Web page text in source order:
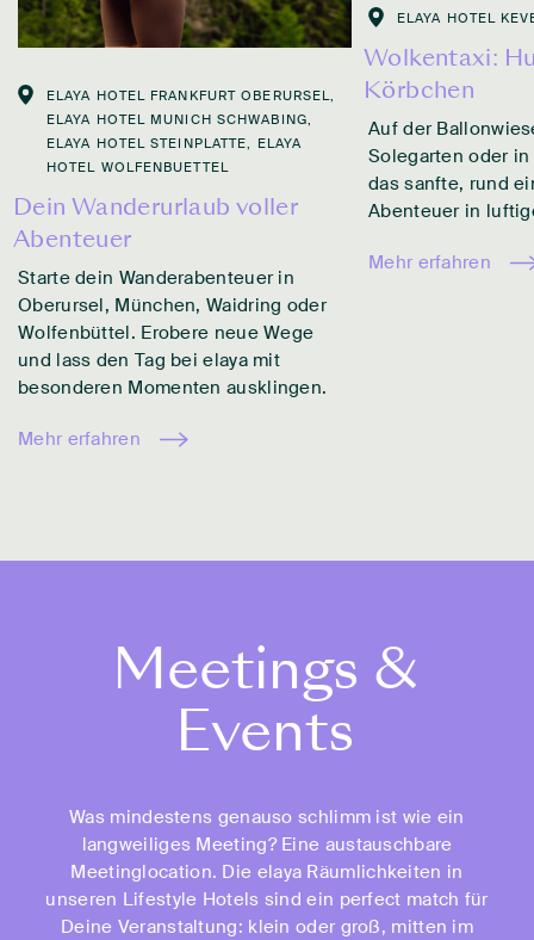
ELAYA HOTEL FRANKFURT OBERURSEL,
ELAYA HOTEL MUNICH SCHWABING,
ELAYA HOTEL STEINPLATTE, ELAYA
HOTEL WOLFENBUETTEL
Dein Wanderurlaub voller
Abenteuer
Starte dein Wanderabenteuer in
Oberursel, München, Waidring oder
Wolfenbüttel. Erobere neue Wege
und lass den Tag bei elaya mit
besonderen Momenten ausklingen.
Mehr erfahren
ELAYA HOTEL
Wolkentaxi:
Körbchen
Auf der
Solegarten oder
das sanfte, rund
Abenteuer in
Mehr erfahren
Meetings &
Events
Was mindestens genauso schlimm ist wie ein
langweiliges Meeting? Eine austauschbare
Meetinglocation. Die elaya Räumlichkeiten in
unseren Lifestyle Hotels sind ein perfect match für
Deine Veranstaltung: klein oder groß, mitten im